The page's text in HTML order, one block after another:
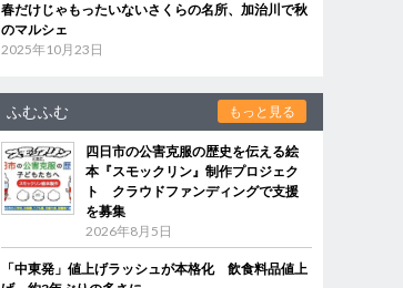
春だけじゃもったいないさくらの名所、加治川で秋
のマルシェ
2025年10月23日
ふむふむ もっと見る
四日市の公害克服の歴史を伝える絵
本『スモックリン』制作プロジェク
ト クラウドファンディングで支援
を募集
2026年8月5日
「中東発」値上げラッシュが本格化 飲食料品値上